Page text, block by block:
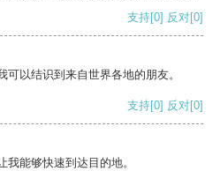
支持[0] 反对[0]
以结识到来自世界各地的朋友。
支持[0] 反对[0]
能够快速到达目的地。